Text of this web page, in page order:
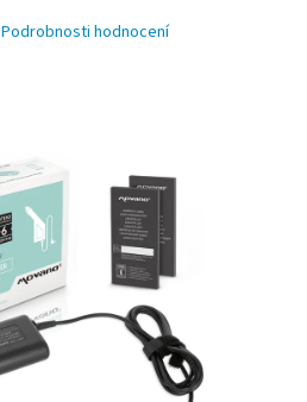
Podrobnosti hodnocení